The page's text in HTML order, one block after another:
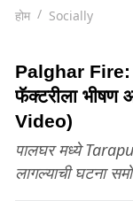
होम Socially
Palghar Fire:
फॅक्टरीला भीषण
Video)
पालघर मध्ये
लागल्याची घटना